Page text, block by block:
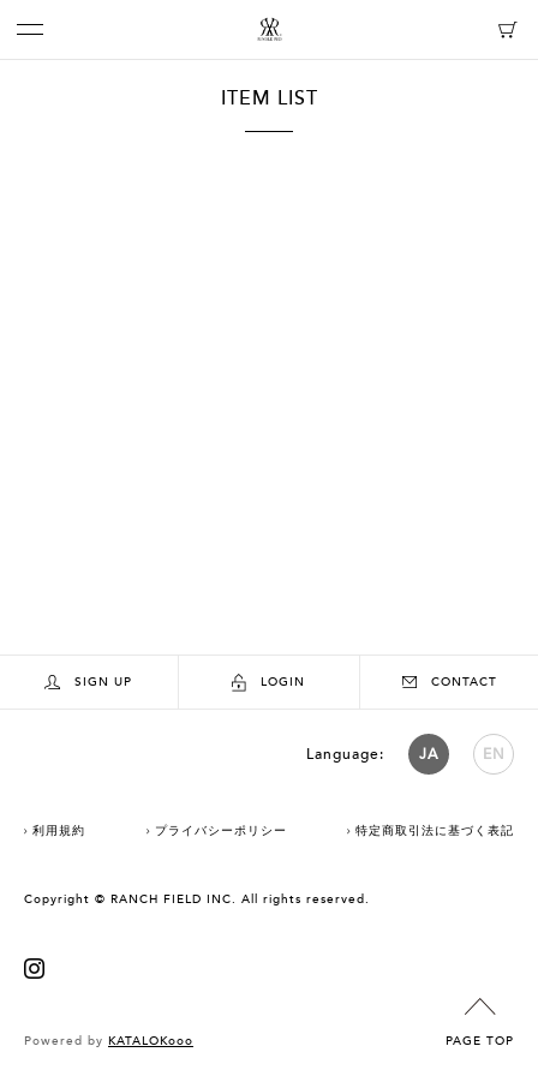
ITEM LIST
SIGN UP LOGIN CONTACT
Language: JA EN
利用規約 プライバシーポリシー 特定商取引法に基づく表記
Copyright © RANCH FIELD INC. All rights reserved.
Powered by KATALOKooo PAGE TOP